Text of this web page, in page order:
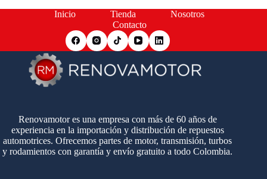
Inicio Tienda
Nosotros
Contacto
Renovamotor es una empresa con más de 60 años de
experiencia en la importación y distribución de repuestos
automotrices. Ofrecemos partes de motor, transmisión, turbos
y rodamientos con garantía y envío gratuito a todo Colombia.